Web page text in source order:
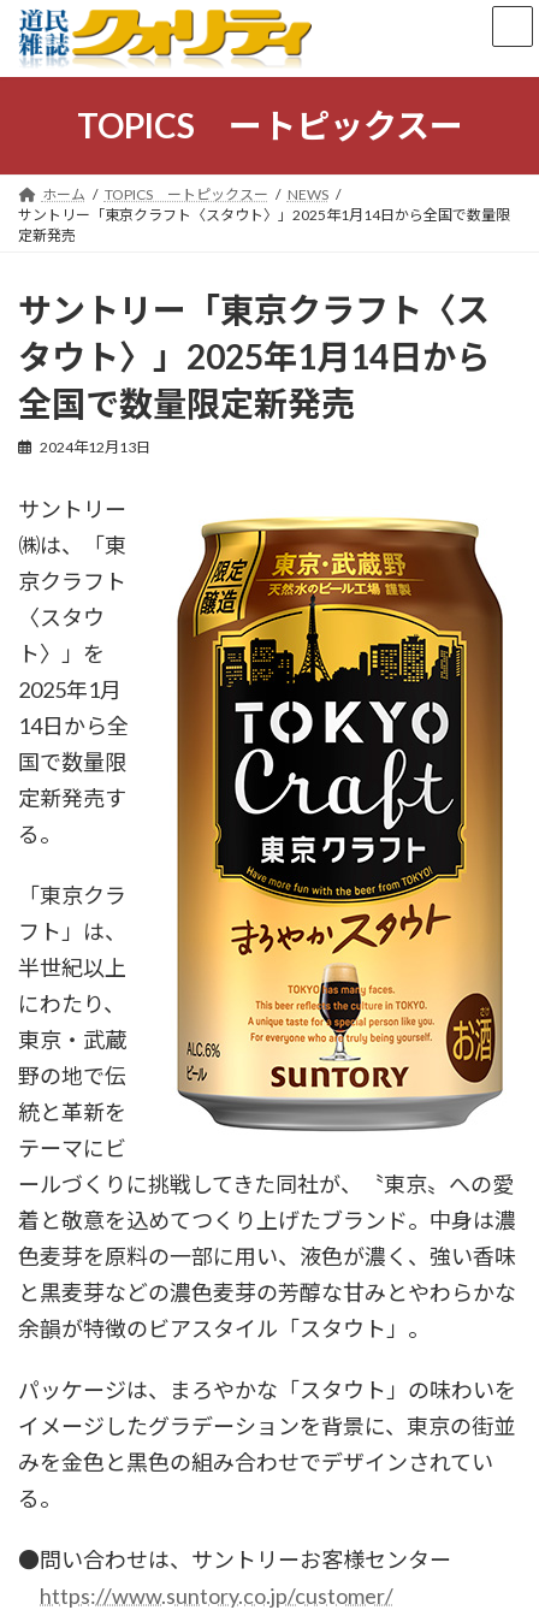
ン
キ
ー
に
TOPICS ートピックスー
ホーム TOPICS ートピックスー
NEWS
サントリー「東京クラフト〈スタウト〉」2025年1月14日から全国で数量限
定新発売
サントリー「東京クラフト〈ス
タウト〉」2025年1月14日から
全国で数量限定新発売
2024年12月13日
サントリー
㈱は、「東
京クラフト
〈スタウ
ト〉」を
2025年1月
14日から全
国で数量限
定新発売す
る。
「東京クラ
フト」は、
半世紀以上
にわたり、
東京・武蔵
野の地で伝
統と革新を
テーマにビ
ールづくりに挑戦してきた同社が、〝東京〟への愛
着と敬意を込めてつくり上げたブランド。中身は濃
色麦芽を原料の一部に用い、液色が濃く、強い香味
と黒麦芽などの濃色麦芽の芳醇な甘みとやわらかな
余韻が特徴のビアスタイル「スタウト」。
パッケージは、まろやかな「スタウト」の味わいを
イメージしたグラデーションを背景に、東京の街並
みを金色と黒色の組み合わせでデザインされてい
る。
●問い合わせは、サントリーお客様センター
https://www.suntory.co.jp/customer/